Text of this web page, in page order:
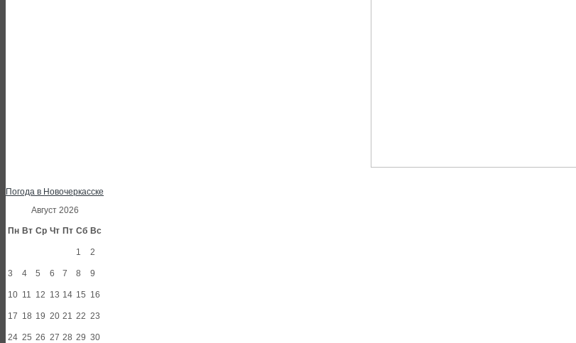
Погода в Новочеркасске
Август 2026
Пн Вт Ср Чт Пт Сб Вс
1 2
3 4 5 6 7 8 9
10 11 12 13 14 15 16
17 18 19 20 21 22 23
24 25 26 27 28 29 30